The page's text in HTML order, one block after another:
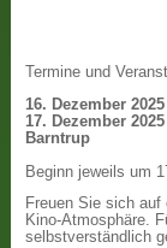
Termine und
16. Dezember 2025
17. Dezember 2025
Barntrup
Beginn jeweils um
Freuen Sie sich
Kino-Atmosphäre.
selbstverständlich